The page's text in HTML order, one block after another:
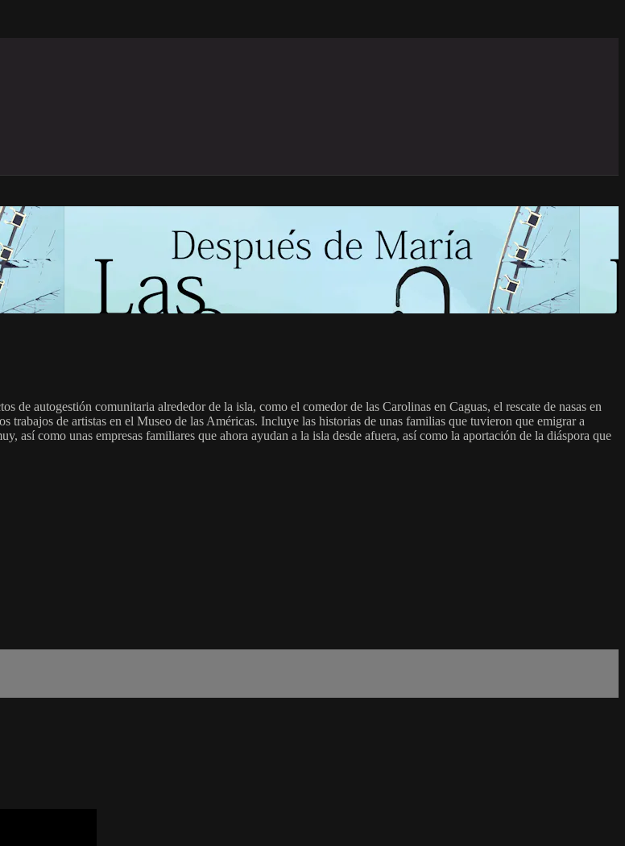
de autogestión comunitaria alrededor de la isla, como el comedor de las Carolinas en Caguas, el rescate de nasas en
de artistas en el Museo de las Américas. Incluye las historias de unas familias que tuvieron que emigrar a
así como unas empresas familiares que ahora ayudan a la isla desde afuera, así como la aportación de la diáspora que